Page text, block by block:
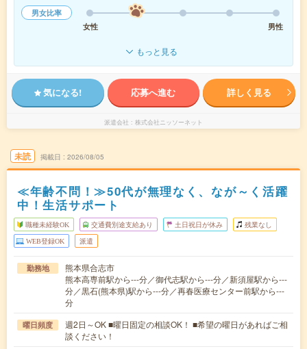
男女比率
女性
男性
もっと見る
気になる! 応募へ進む 詳しく見る
派遣会社 株式会社ニッソーネット
未読 掲載日 2026/08/05
≪年齢不問！≫50代が無理なく、なが～く活躍
中！生活サポート
職種未経験OK 交通費別途支給あり 土日祝日が休み 残業なし
WEB登録OK 派遣
勤務地
熊本県合志市
熊本高専前駅から---分／御代志駅から---分／新須屋駅から---
分／黒石(熊本県)駅から---分／再春医療センター前駅から---
分
曜日頻度
週2日～OK ■曜日固定の相談OK！ ■希望の曜日があればご相
談ください！